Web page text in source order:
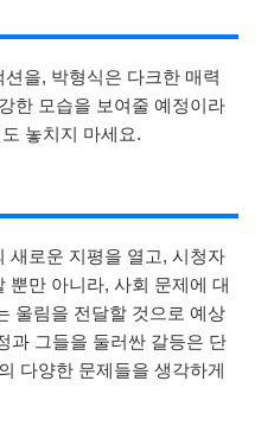
을, 박형식은 다크한 매력
한 모습을 보여줄 예정이라
놓치지 마세요.
새로운 지평을 열고, 시청자
뿐만 아니라, 사회 문제에 대
울림을 전달할 것으로 예상
과 그들을 둘러싼 갈등은 단
다양한 문제들을 생각하게